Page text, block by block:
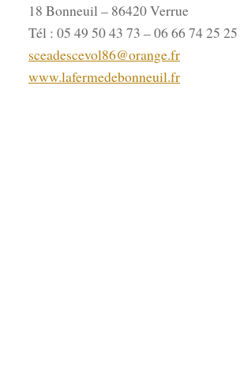
18 Bonneuil – 86420 Verrue
Tél : 05 49 50 43 73 – 06 66 74 25 25
sceadescevol86@orange.fr
www.lafermedebonneuil.fr